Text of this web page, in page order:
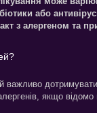
або
з алергеном та
важливо
якщо відомо